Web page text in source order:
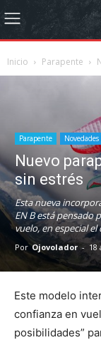
Inicio Parapente
Parapente
Nuevo
sin estrés
Esta nueva
EN B está pensado
vuelo, en especial
Por Ojovolador - 18
Este modelo
confianza en
posibilidades”